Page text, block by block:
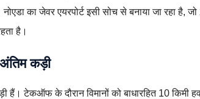
का जेवर एयरपोर्ट इसी सोच से बनाया जा रहा है,
है।
कड़ी
हैं। टेकऑफ के दौरान विमानों को बाधारहित 10 किमी